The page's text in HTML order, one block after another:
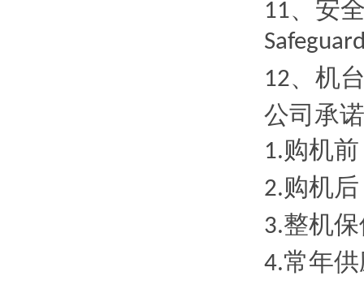
11、安
12、机
公司承
1.购机
2.购机
3.整机
4.常年